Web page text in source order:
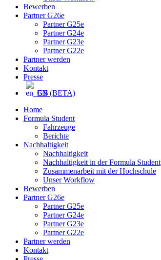
Bewerben
Partner G26e
Partner G25e
Partner G24e
Partner G23e
Partner G22e
Partner werden
Kontakt
Presse
EN (BETA)
Home
Formula Student
Fahrzeuge
Berichte
Nachhaltigkeit
Nachhaltigkeit
Nachhaltigkeit in der Formula Student
Zusammenarbeit mit der Hochschule
Unser Workflow
Bewerben
Partner G26e
Partner G25e
Partner G24e
Partner G23e
Partner G22e
Partner werden
Kontakt